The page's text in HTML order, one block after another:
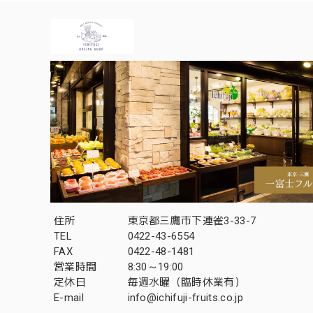
住所
東京都三鷹市下連雀3-33-7
TEL
0422-43-6554
FAX
0422-48-1481
営業時間
8:30～19:00
定休日
毎週水曜（臨時休業有）
E-mail
info@ichifuji-fruits.co.jp